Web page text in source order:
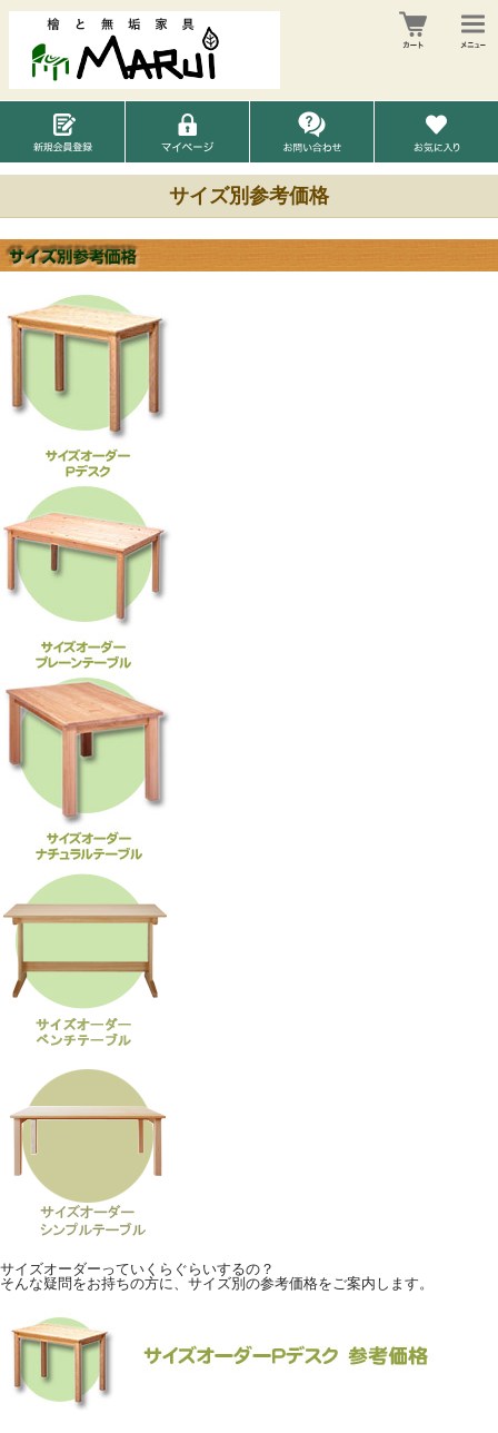
サイズ別参考価格
サイズオーダーっていくらぐらいするの？
そんな疑問をお持ちの方に、サイズ別の参考価格をご案内します。